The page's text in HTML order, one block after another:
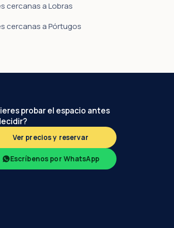
cercanas a Lobras
cercanas a Pórtugos
probar el espacio antes
Ver precios y reservar
Escríbenos por WhatsApp